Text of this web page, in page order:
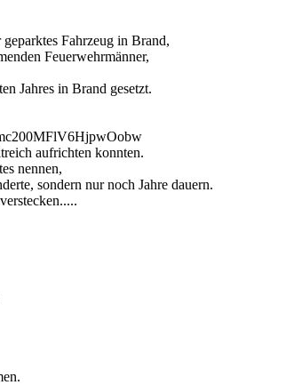
Fahrzeug in Brand,
Feuerwehrmänner,
Jahres in Brand gesetzt.
aufrichten konnten.
nennen,
sondern nur noch Jahre dauern.